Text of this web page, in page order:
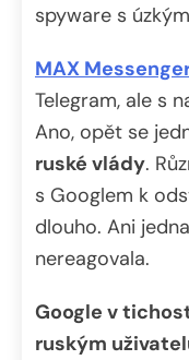
spyware s
MAX
Telegram, ale s
Ano, opět se
ruské vlády.
s Googlem k
dlouho. Ani
nereagovala.
Google v
ruským